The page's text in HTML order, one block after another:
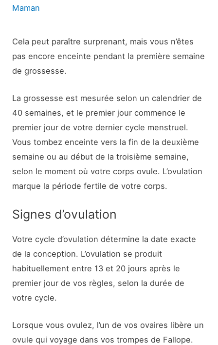
Maman
Cela peut paraître surprenant, mais vous n’êtes
pas encore enceinte pendant la première semaine
de grossesse.
La grossesse est mesurée selon un calendrier de
40 semaines, et le premier jour commence le
premier jour de votre dernier cycle menstruel.
Vous tombez enceinte vers la fin de la deuxième
semaine ou au début de la troisième semaine,
selon le moment où votre corps ovule. L’ovulation
marque la période fertile de votre corps.
Signes d’ovulation
Votre cycle d’ovulation détermine la date exacte
de la conception. L’ovulation se produit
habituellement entre 13 et 20 jours après le
premier jour de vos règles, selon la durée de
votre cycle.
Lorsque vous ovulez, l’un de vos ovaires libère un
ovule qui voyage dans vos trompes de Fallope.